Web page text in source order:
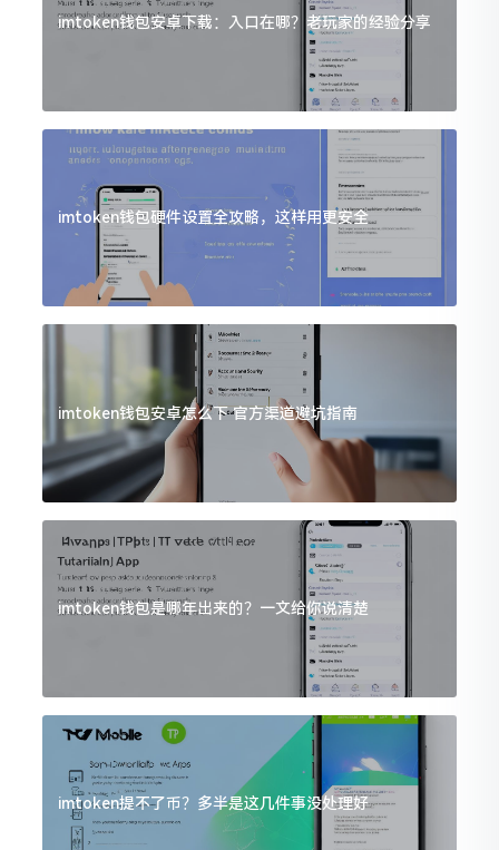
imtoken钱包安卓下载：入口在哪？老玩家的经验分享
imtoken钱包硬件设置全攻略，这样用更安全
imtoken钱包安卓怎么下 官方渠道避坑指南
imtoken钱包是哪年出来的？一文给你说清楚
imtoken提不了币？多半是这几件事没处理好